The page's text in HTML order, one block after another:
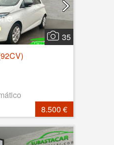
35
8.500 €